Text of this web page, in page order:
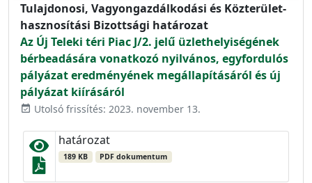
Tulajdonosi, Vagyongazdálkodási és Közterület-
hasznosítási Bizottsági határozat
Az Új Teleki téri Piac J/2. jelű üzlethelyiségének
bérbeadására vonatkozó nyilvános, egyfordulós
pályázat eredményének megállapításáról és új
pályázat kiírásáról
event_available Utolsó frissítés: 2023. november 13.
határozat
189 KB PDF dokumentum